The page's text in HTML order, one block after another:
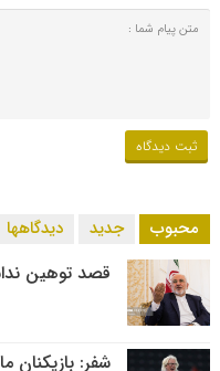
محبوب جدید دیدگاهها
قصد توهین
شفر: بازیکنان